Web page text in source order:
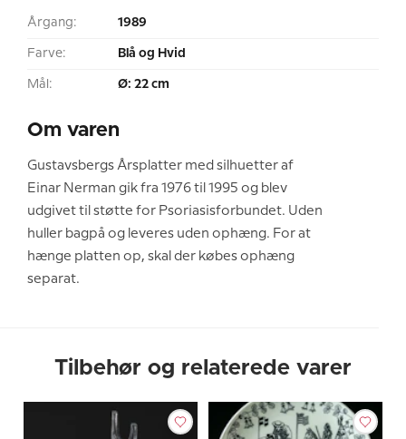
Årgang: 1989
Farve: Blå og Hvid
Mål: Ø: 22 cm
Om varen
Gustavsbergs Årsplatter med silhuetter af
Einar Nerman gik fra 1976 til 1995 og blev
udgivet til støtte for Psoriasisforbundet. Uden
huller bagpå og leveres uden ophæng. For at
hænge platten op, skal der købes ophæng
separat.
Tilbehør og relaterede varer